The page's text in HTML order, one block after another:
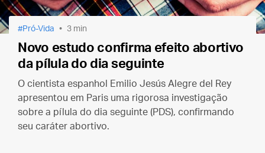
Pró-Vida 3 min
Novo estudo confirma efeito abortivo
da pílula do dia seguinte
O cientista espanhol Emilio Jesús Alegre del Rey
apresentou em Paris uma rigorosa investigação
sobre a pílula do dia seguinte (PDS), confirmando
seu caráter abortivo.